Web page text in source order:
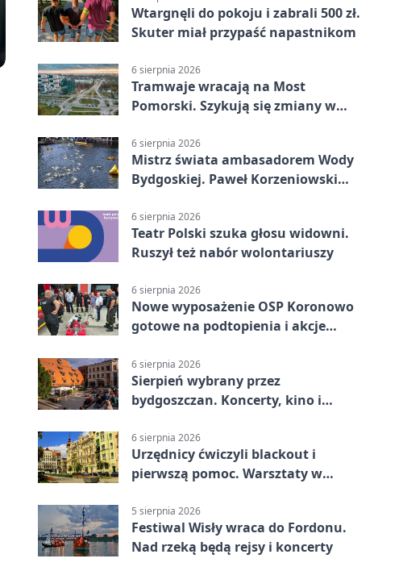
Wtargnęli do pokoju i zabrali 500 zł.
Skuter miał przypaść napastnikom
6 sierpnia 2026
Tramwaje wracają na Most
Pomorski. Szykują się zmiany w
6 sierpnia 2026
Mistrz świata ambasadorem Wody
Bydgoskiej. Paweł Korzeniowski
6 sierpnia 2026
Teatr Polski szuka głosu widowni.
Ruszył też nabór wolontariuszy
6 sierpnia 2026
Nowe wyposażenie OSP Koronowo
gotowe na podtopienia i akcje
6 sierpnia 2026
Sierpień wybrany przez
bydgoszczan. Koncerty, kino i
6 sierpnia 2026
Urzędnicy ćwiczyli blackout i
pierwszą pomoc. Warsztaty w
5 sierpnia 2026
Festiwal Wisły wraca do Fordonu.
Nad rzeką będą rejsy i koncerty